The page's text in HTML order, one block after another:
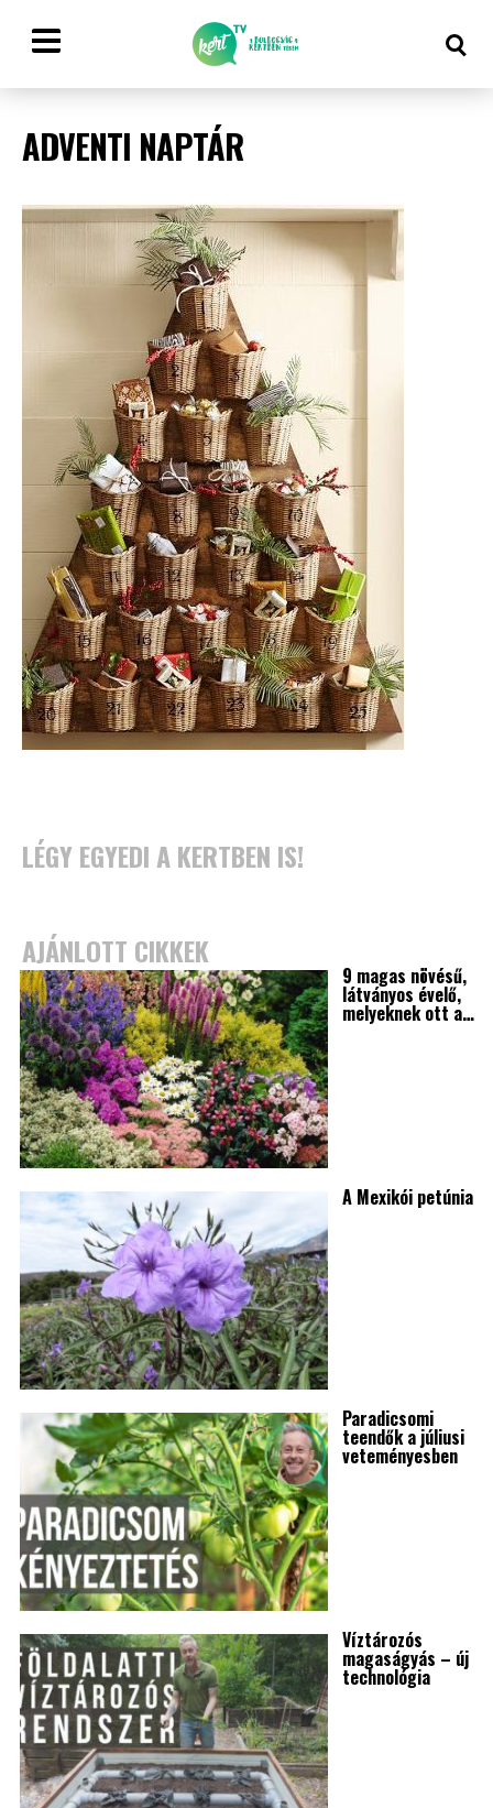
ADVENTI NAPTÁR
LÉGY EGYEDI A KERTBEN IS!
AJÁNLOTT CIKKEK
9 magas növésű,
látványos évelő,
melyeknek ott a…
A Mexikói petúnia
Paradicsomi
teendők a júliusi
veteményesben
Víztározós
magaságyás – új
technológia